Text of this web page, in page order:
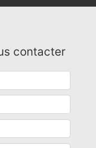
contacter